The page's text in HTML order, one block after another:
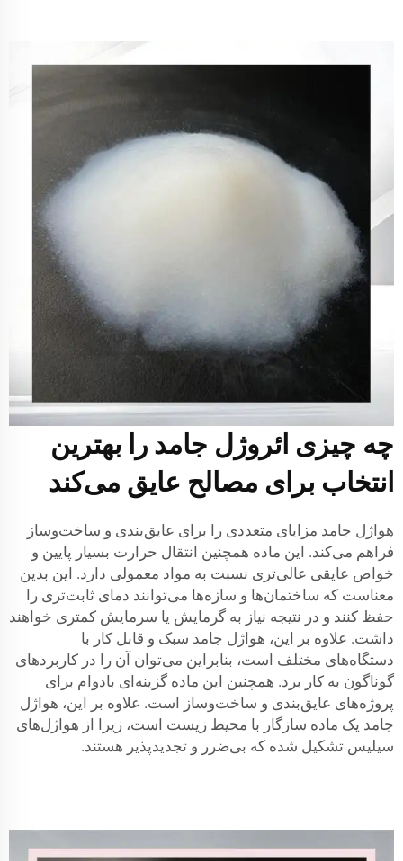
چه چیزی ائروژل جامد را بهترین
انتخاب برای مصالح عایق می‌کند
هواژل جامد مزایای متعددی را برای عایق‌بندی و ساخت‌وساز
فراهم می‌کند. این ماده همچنین انتقال حرارت بسیار پایین و
خواص عایقی عالی‌تری نسبت به مواد معمولی دارد. این بدین
معناست که ساختمان‌ها و سازه‌ها می‌توانند دمای ثابت‌تری را
حفظ کنند و در نتیجه نیاز به گرمایش یا سرمایش کمتری خواهند
داشت. علاوه بر این، هواژل جامد سبک و قابل کار با
دستگاه‌های مختلف است، بنابراین می‌توان آن را در کاربردهای
گوناگون به کار برد. همچنین این ماده گزینه‌ای بادوام برای
پروژه‌های عایق‌بندی و ساخت‌وساز است. علاوه بر این، هواژل
جامد یک ماده سازگار با محیط زیست است، زیرا از هواژل‌های
سیلیس تشکیل شده که بی‌ضرر و تجدیدپذیر هستند.